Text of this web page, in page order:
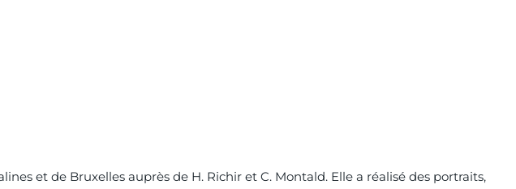
et de Bruxelles auprès de H. Richir et C. Montald. Elle a réalisé des portraits,